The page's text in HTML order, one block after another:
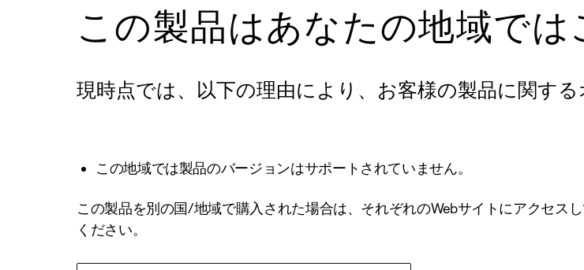
この製品はあなたの地域で
現時点では、以下の理由により、お客様の製品に関す
この地域では製品のバージョンはサポートされていません。
この製品を別の国/地域で購入された場合は、それぞれのWebサイトにアクセス
ください。